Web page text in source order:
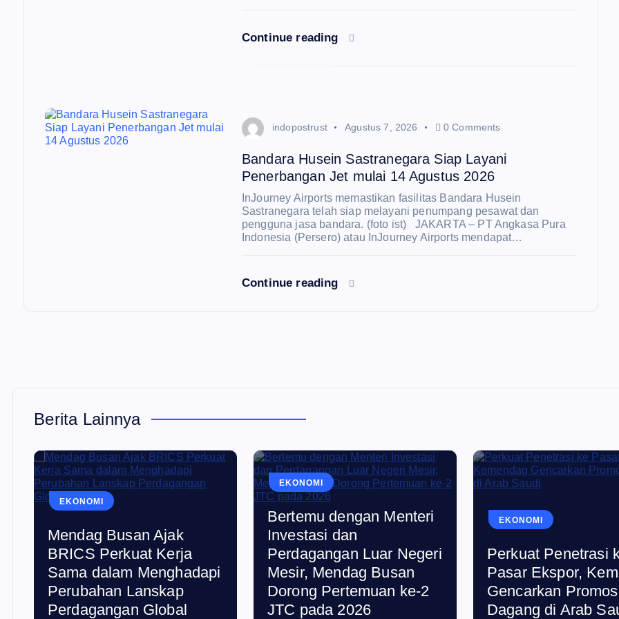
Continue reading
indopostrust Agustus 7, 2026 0 Comments
Bandara Husein Sastranegara Siap Layani
Penerbangan Jet mulai 14 Agustus 2026
InJourney Airports memastikan fasilitas Bandara Husein
Sastranegara telah siap melayani penumpang pesawat dan
pengguna jasa bandara. (foto ist) JAKARTA – PT Angkasa Pura
Indonesia (Persero) atau InJourney Airports mendapat…
Continue reading
Berita Lainnya
EKONOMI
Mendag Busan Ajak
BRICS Perkuat Kerja
Sama dalam Menghadapi
Perubahan Lanskap
Perdagangan Global
EKONOMI
Bertemu dengan Menteri
Investasi dan
Perdagangan Luar Negeri
Mesir, Mendag Busan
Dorong Pertemuan ke-2
JTC pada 2026
EKONOMI
Perkuat Penetrasi
Pasar Ekspor,
Gencarkan
Dagang di Arab